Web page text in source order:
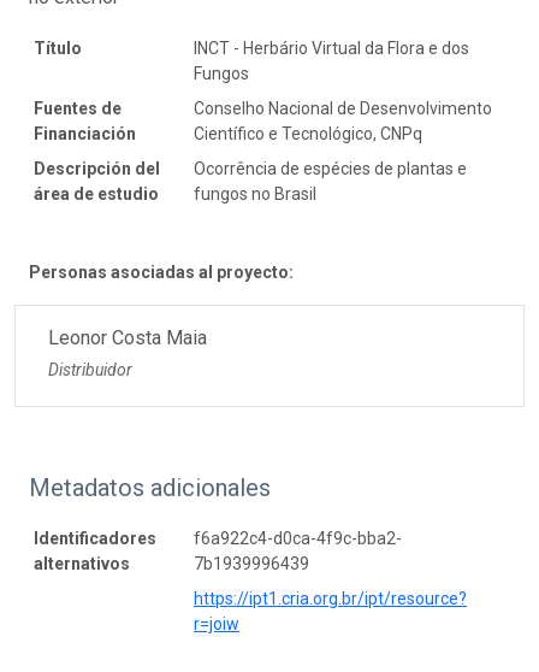
Título
INCT - Herbário Virtual da Flora e dos
Fungos
Fuentes de
Financiación
Conselho Nacional de Desenvolvimento
Científico e Tecnológico, CNPq
Descripción del
área de estudio
Ocorrência de espécies de plantas e
fungos no Brasil
Personas asociadas al proyecto:
Leonor Costa Maia
Distribuidor
Metadatos adicionales
Identificadores
alternativos
f6a922c4-d0ca-4f9c-bba2-
7b1939996439
https://ipt1.cria.org.br/ipt/resource?
r=joiw